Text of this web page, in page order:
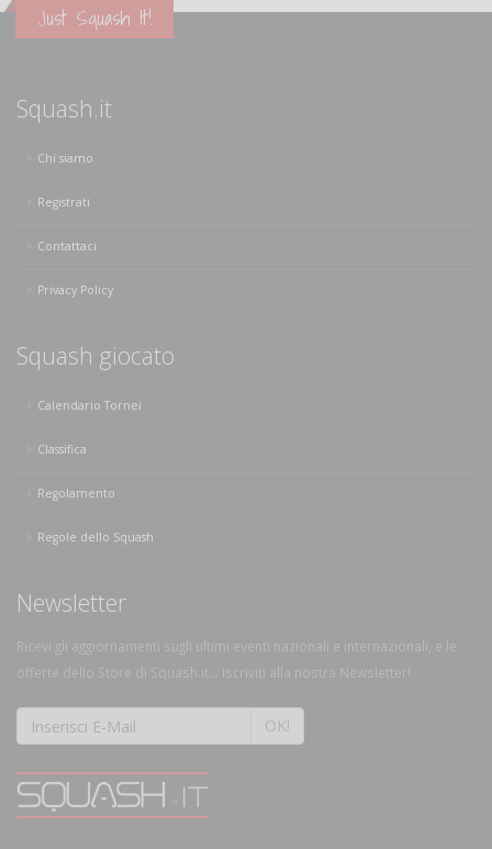
Just Squash It!
Squash.it
Chi siamo
Registrati
Contattaci
Privacy Policy
Squash giocato
Calendario Tornei
Classifica
Regolamento
Regole dello Squash
Newsletter
Ricevi gli aggiornamenti sugli ultimi eventi nazionali e internazionali, e le
offerte dello Store di Squash.it... Iscriviti alla nostra Newsletter!
OK!